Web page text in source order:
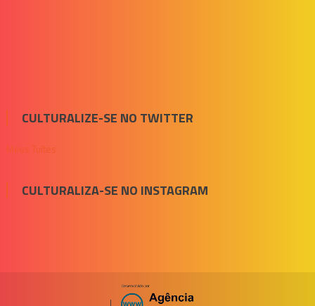
CULTURALIZE-SE NO TWITTER
Meus Tuítes
CULTURALIZA-SE NO INSTAGRAM